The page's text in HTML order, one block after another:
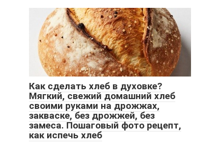
Как сделать хлеб в духовке?
Мягкий, свежий домашний хлеб
своими руками на дрожжах,
закваске, без дрожжей, без
замеса. Пошаговый фото рецепт,
как испечь хлеб